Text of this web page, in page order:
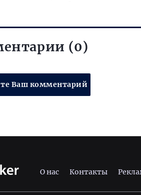
(0)
Ваш комментарий
О нас Контакты